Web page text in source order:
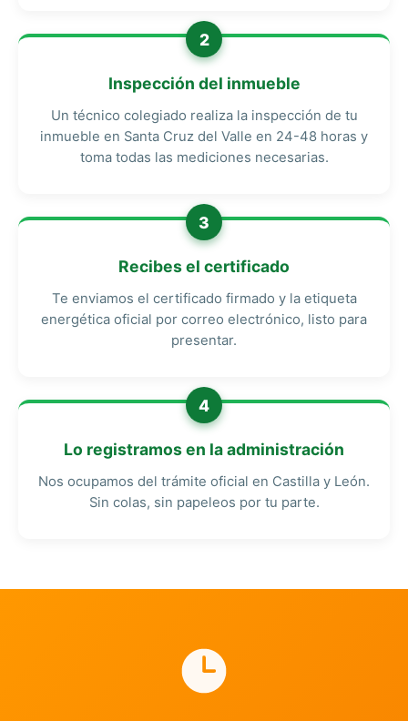
2
Inspección del inmueble
Un técnico colegiado realiza la inspección de tu
inmueble en Santa Cruz del Valle en 24-48 horas y
toma todas las mediciones necesarias.
3
Recibes el certificado
Te enviamos el certificado firmado y la etiqueta
energética oficial por correo electrónico, listo para
presentar.
4
Lo registramos en la administración
Nos ocupamos del trámite oficial en Castilla y León.
Sin colas, sin papeleos por tu parte.